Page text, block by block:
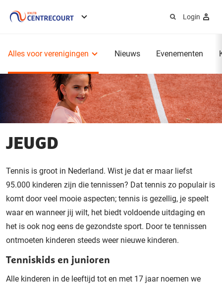
Login
Alles voor verenigingen Nieuws Evenementen
JEUGD
Tennis is groot in Nederland. Wist je dat er maar liefst
95.000 kinderen zijn die tennissen? Dat tennis zo populair is
komt door veel mooie aspecten; tennis is gezellig, je speelt
waar en wanneer jij wilt, het biedt voldoende uitdaging en
het is ook nog eens de gezondste sport. Door te tennissen
ontmoeten kinderen steeds weer nieuwe kinderen.
Tenniskids en junioren
Alle kinderen in de leeftijd tot en met 17 jaar noemen we